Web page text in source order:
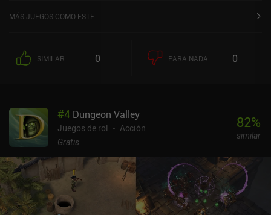
una habilidad deslizando el dedo hacia arriba en la pantalla, y la
MÁS JUEGOS COMO ESTE
SIMILAR 0 PARA NADA 0
#4 Dungeon Valley
Juegos de rol
Acción
Gratis
82%
similar